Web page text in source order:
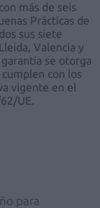
más de seis
Prácticas de
sus siete
Valencia y
se otorga
con los
vigente en el
UE.
para